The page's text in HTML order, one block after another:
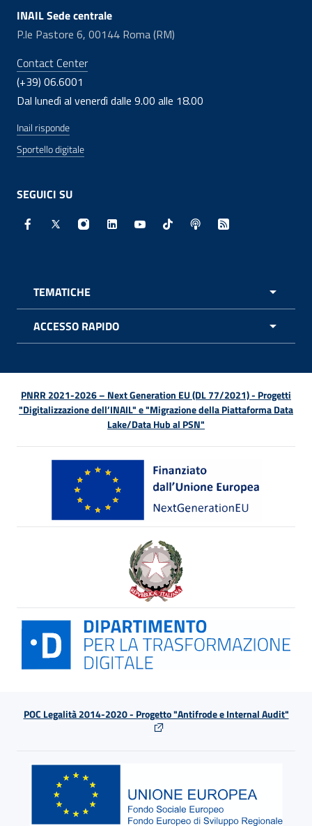
INAIL Sede centrale
P.le Pastore 6, 00144 Roma (RM)
Contact Center
(+39) 06.6001
Dal lunedì al venerdì dalle 9.00 alle 18.00
Inail risponde
Sportello digitale
SEGUICI SU
Facebook - Sito esterno - Apertura in nuova finestra
X - Sito esterno - Apertura in nuova finestra
Instagram - Sito esterno - Apertura in
Linkedin - Sito esterno - Apertura in
Youtube - Sito esterno -
TikTok - Sito esterno -
Spreaker - Sito
Feed RSS -
TEMATICHE
ACCESSO RAPIDO
PNRR 2021-2026 – Next Generation EU (DL 77/2021) - Progetti
"Digitalizzazione dell’INAIL" e "Migrazione della Piattaforma Data
Lake/Data Hub al PSN"
POC Legalità 2014-2020 - Progetto "Antifrode e Internal Audit"